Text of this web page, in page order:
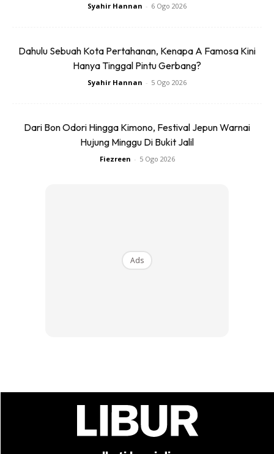
Ads
Syahir Hannan - 6 Ogo 2026
Dahulu Sebuah Kota Pertahanan, Kenapa A Famosa Kini
Hanya Tinggal Pintu Gerbang?
Syahir Hannan - 5 Ogo 2026
Dari Bon Odori Hingga Kimono, Festival Jepun Warnai
Hujung Minggu Di Bukit Jalil
Fiezreen - 5 Ogo 2026
Ads